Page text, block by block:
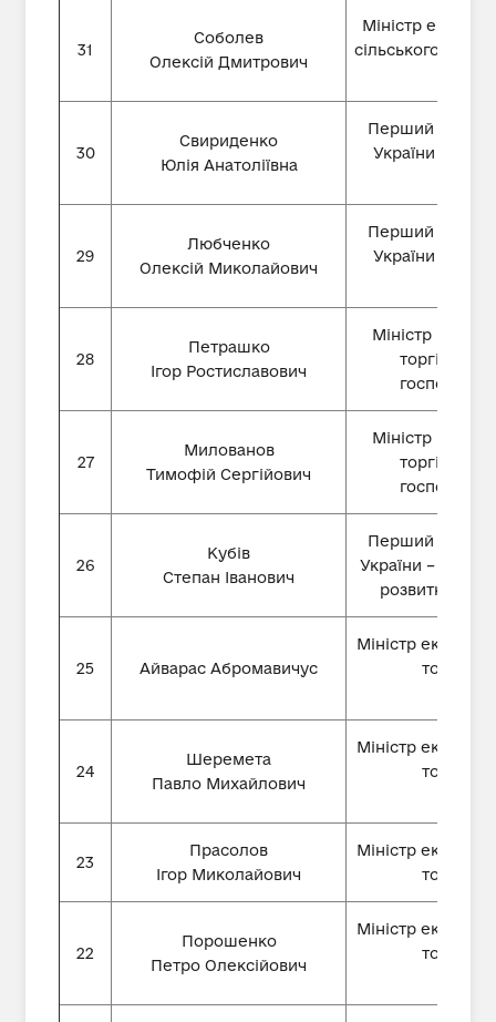
31
Соболев
Олексій Дмитрович
Міністр
сільського
30
Свириденко
Юлія Анатоліївна
Перший віце-
України –
29
Любченко
Олексій Миколайович
Перший віце-
України –
28
Петрашко
Ігор Ростиславович
Міністр
торгівлі та
27
Милованов
Тимофій Сергійович
Міністр
торгівлі та
26
Кубів
Степан Іванович
Перший віце-
України –
розвитку і
25 Айварас Абромавичус
Міністр
торгівлі
24
Шеремета
Павло Михайлович
Міністр
торгівлі
23
Прасолов
Ігор Миколайович
Міністр
торгівлі
22
Порошенко
Петро Олексійович
Міністр
торгівлі